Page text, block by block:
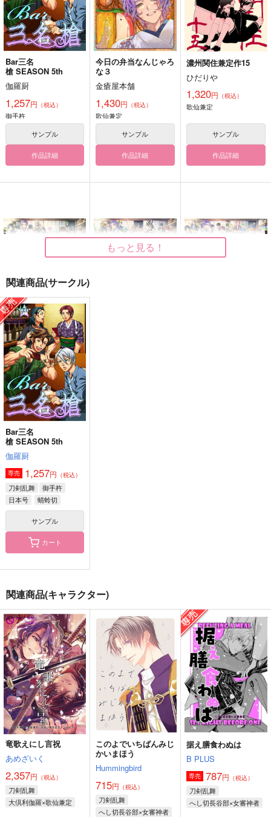
Bar三名
槍 SEASON 5th
伽羅厨
1,257円 （税込）
御手杵
サンプル
作品詳細
今日の弁当なんじゃろ
な３
金瘡屋本舗
1,430円 （税込）
歌仙兼定
サンプル
作品詳細
濃州関住兼定作15
ひだりや
1,320円 （税込）
歌仙兼定
サンプル
作品詳細
歌仙兼定はだいたい厨
にいる 再録集・その
1
茶碗飯
1,729円（税込）
歌仙兼定
サンプル
作品詳細
歌仙兼定はだいたい厨
茶碗飯
787円（税込）
オールキャラ
サンプル
作品詳細
747
太宰治×女夢主
サンプル
作品詳細
944 （税込）
山姥切長義×山姥切国広
サンプル
作品詳細
もっと見る！
関連商品(サークル)
Bar三名
槍 SEASON 5th
伽羅厨
専売 1,257円 （税込）
刀剣乱舞
御手杵
日本号
蜻蛉切
サンプル
カート
関連商品(キャラクター)
竜歌えにし言祝
あめざいく
2,357円 （税込）
刀剣乱舞
大倶利伽羅×歌仙兼定
このよでいちばんみじ
かいまほう
Hummingbird
715円 （税込）
刀剣乱舞
へし切長谷部×女審神者
据え膳食わぬは
B PLUS
専売 787円 （税込）
刀剣乱舞
へし切長谷部×女審神者